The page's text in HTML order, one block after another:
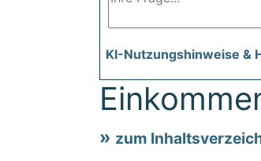
KI-Nutzungshinweise &
zum